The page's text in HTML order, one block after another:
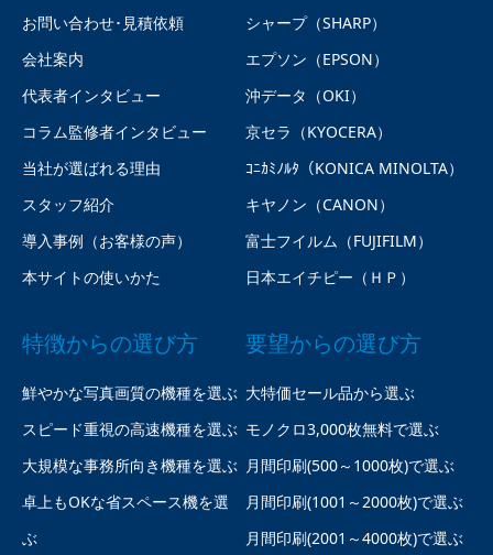
お問い合わせ･見積依頼
会社案内
代表者インタビュー
コラム監修者インタビュー
当社が選ばれる理由
スタッフ紹介
導入事例（お客様の声）
本サイトの使いかた
シャープ（SHARP）
エプソン（EPSON）
沖データ（OKI）
京セラ（KYOCERA）
ｺﾆｶﾐﾉﾙﾀ（KONICA MINOLTA）
キヤノン（CANON）
富士フイルム（FUJIFILM）
日本エイチピー（ＨＰ）
特徴からの選び方
鮮やかな写真画質の機種を選ぶ
スピード重視の高速機種を選ぶ
大規模な事務所向き機種を選ぶ
卓上もOKな省スペース機を選
ぶ
要望からの選び方
大特価セール品から選ぶ
モノクロ3,000枚無料で選ぶ
月間印刷(500～1000枚)で選ぶ
月間印刷(1001～2000枚)で選ぶ
月間印刷(2001～4000枚)で選ぶ